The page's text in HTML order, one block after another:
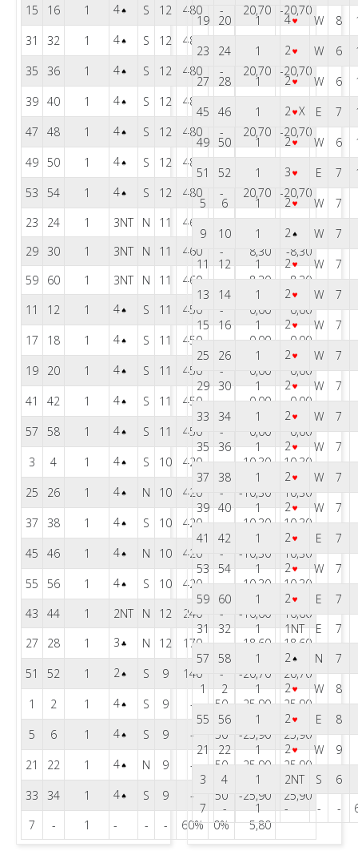
15
16 1 4 S 12 480 - 20,70
-20,70
31
32 1 4 S 12 480 - 20,70
-20,70
35
36 1 4 S 12 480 - 20,70
-20,70
39 40 1 4 S 12 480 - 20,70
-20,70
47
48 1 4 S 12 480 - 20,70
-20,70
49 50 1 4 S 12 480 - 20,70
-20,70
53
54 1 4 S 12 480 - 20,70
-20,70
23
24 1 3 N 11 460 - 8,30
-8,30
29
30 1 3 N 11 460 - 8,30
-8,30
59
60 1 3 N 11 460 - 8,30
-8,30
11
12 1 4 S 11 450 - 0,00
0,00
17
18 1 4 S 11 450 - 0,00
0,00
19
20 1 4 S 11 450 - 0,00
0,00
41
42 1 4 S 11 450 - 0,00
0,00
57
58 1 4 S 11 450 - 0,00
0,00
3
4 1 4 S 10 420 - -10,30
10,30
25
26 1 4 N 10 420 - -10,30
10,30
37
38 1 4 S 10 420 - -10,30
10,30
45
46 1 4 N 10 420 - -10,30
10,30
55
56 1 4 S 10 420 - -10,30
10,30
43
44 1 2 N 12 240 - -16,60
16,60
27
28 1 3 N 12 170 - -18,60
18,60
51
52 1 2 S 9 140 - -20,70
20,70
1
2 1 4 S 9 - 50 -25,90
25,90
5
6 1 4 S 9 - 50 -25,90
25,90
21
22 1 4 N 9 - 50 -25,90
25,90
33
34 1 4 S 9 - 50 -25,90
25,90
7
- 1 - - - 60% 0% 5,80
19
20 1 4 W 8
23
24 1 2 W 6
27
28 1 2 W 6
45
46 1 2 X E 7
49 50 1 2 W 6
51
52 1 3 E 7
5
6 1 2 W
7
9
10 1 2 W
7
11 12 1 2 W
7
13
14 1 2 W
7
15 16 1 2 W
7
25
26 1 2 W
7
29 30 1 2 W
7
33
34 1 2 W
7
35 36 1 2 W
7
37
38 1 2 W
7
39 40 1 2 W
7
41
42 1 2 E
7
53 54 1 2 W
7
59
60 1 2 E
7
31 32 1 1 E
7
57
58 1 2 N
7
1
2 1 2 W
8
55
56 1 2 E
8
21 22 1 2 W
9
3
4 1 2 S
6
7
- 1 - - -